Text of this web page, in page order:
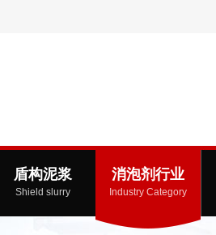
盾构泥浆
Shield slurry
消泡剂行业
Industry Category